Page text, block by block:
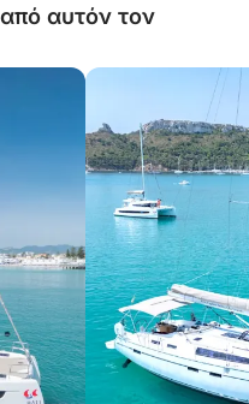
τη θάλασσα.
από αυτόν τον